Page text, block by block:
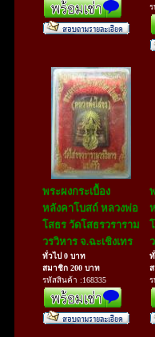
พระผงกระเบื้อง
หลังคาโบสถ์ หลวงพ่อ
โสธร วัดโสธรวราราม
วรวิหาร จ.ฉะเชิงเทร
ทั่วไป 0 บาท
สมาชิก 200 บาท
รหัสสินค้า :168335